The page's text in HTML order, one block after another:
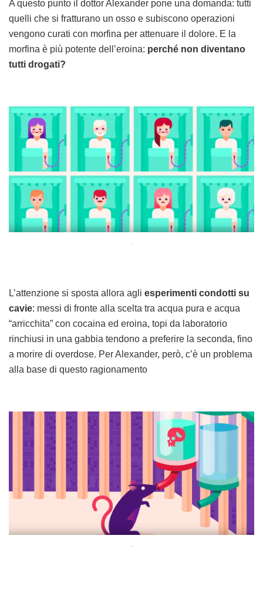
A questo punto il dottor Alexander pone una domanda: tutti
quelli che si fratturano un osso e subiscono operazioni
vengono curati con morfina per attenuare il dolore. E la
morfina è più potente dell’eroina: perché non diventano
tutti drogati?
.
L’attenzione si sposta allora agli esperimenti condotti su
cavie: messi di fronte alla scelta tra acqua pura e acqua
“arricchita” con cocaina ed eroina, topi da laboratorio
rinchiusi in una gabbia tendono a preferire la seconda, fino
a morire di overdose. Per Alexander, però, c’è un problema
alla base di questo ragionamento
.